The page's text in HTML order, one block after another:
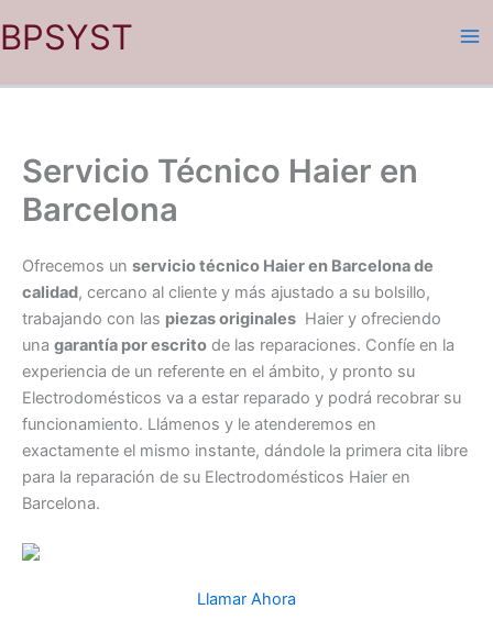
al
BPSYST
Servicio Técnico Haier en
Barcelona
Ofrecemos un servicio técnico Haier en Barcelona de
calidad, cercano al cliente y más ajustado a su bolsillo,
trabajando con las piezas originales Haier y ofreciendo
una garantía por escrito de las reparaciones. Confíe en la
experiencia de un referente en el ámbito, y pronto su
Electrodomésticos va a estar reparado y podrá recobrar su
funcionamiento. Llámenos y le atenderemos en
exactamente el mismo instante, dándole la primera cita libre
para la reparación de su Electrodomésticos Haier en
Barcelona.
Llamar Ahora